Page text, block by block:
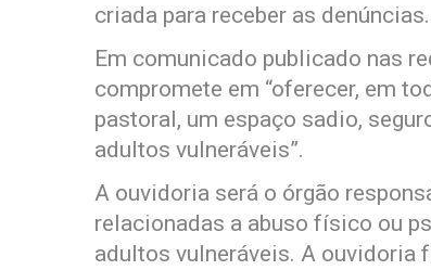
criada para receber as denúncias.
Em comunicado publicado nas
compromete em “oferecer, em
pastoral, um espaço sadio,
adultos vulneráveis”.
A ouvidoria será o órgão
relacionadas a abuso físico ou
adultos vulneráveis. A ouvidoria